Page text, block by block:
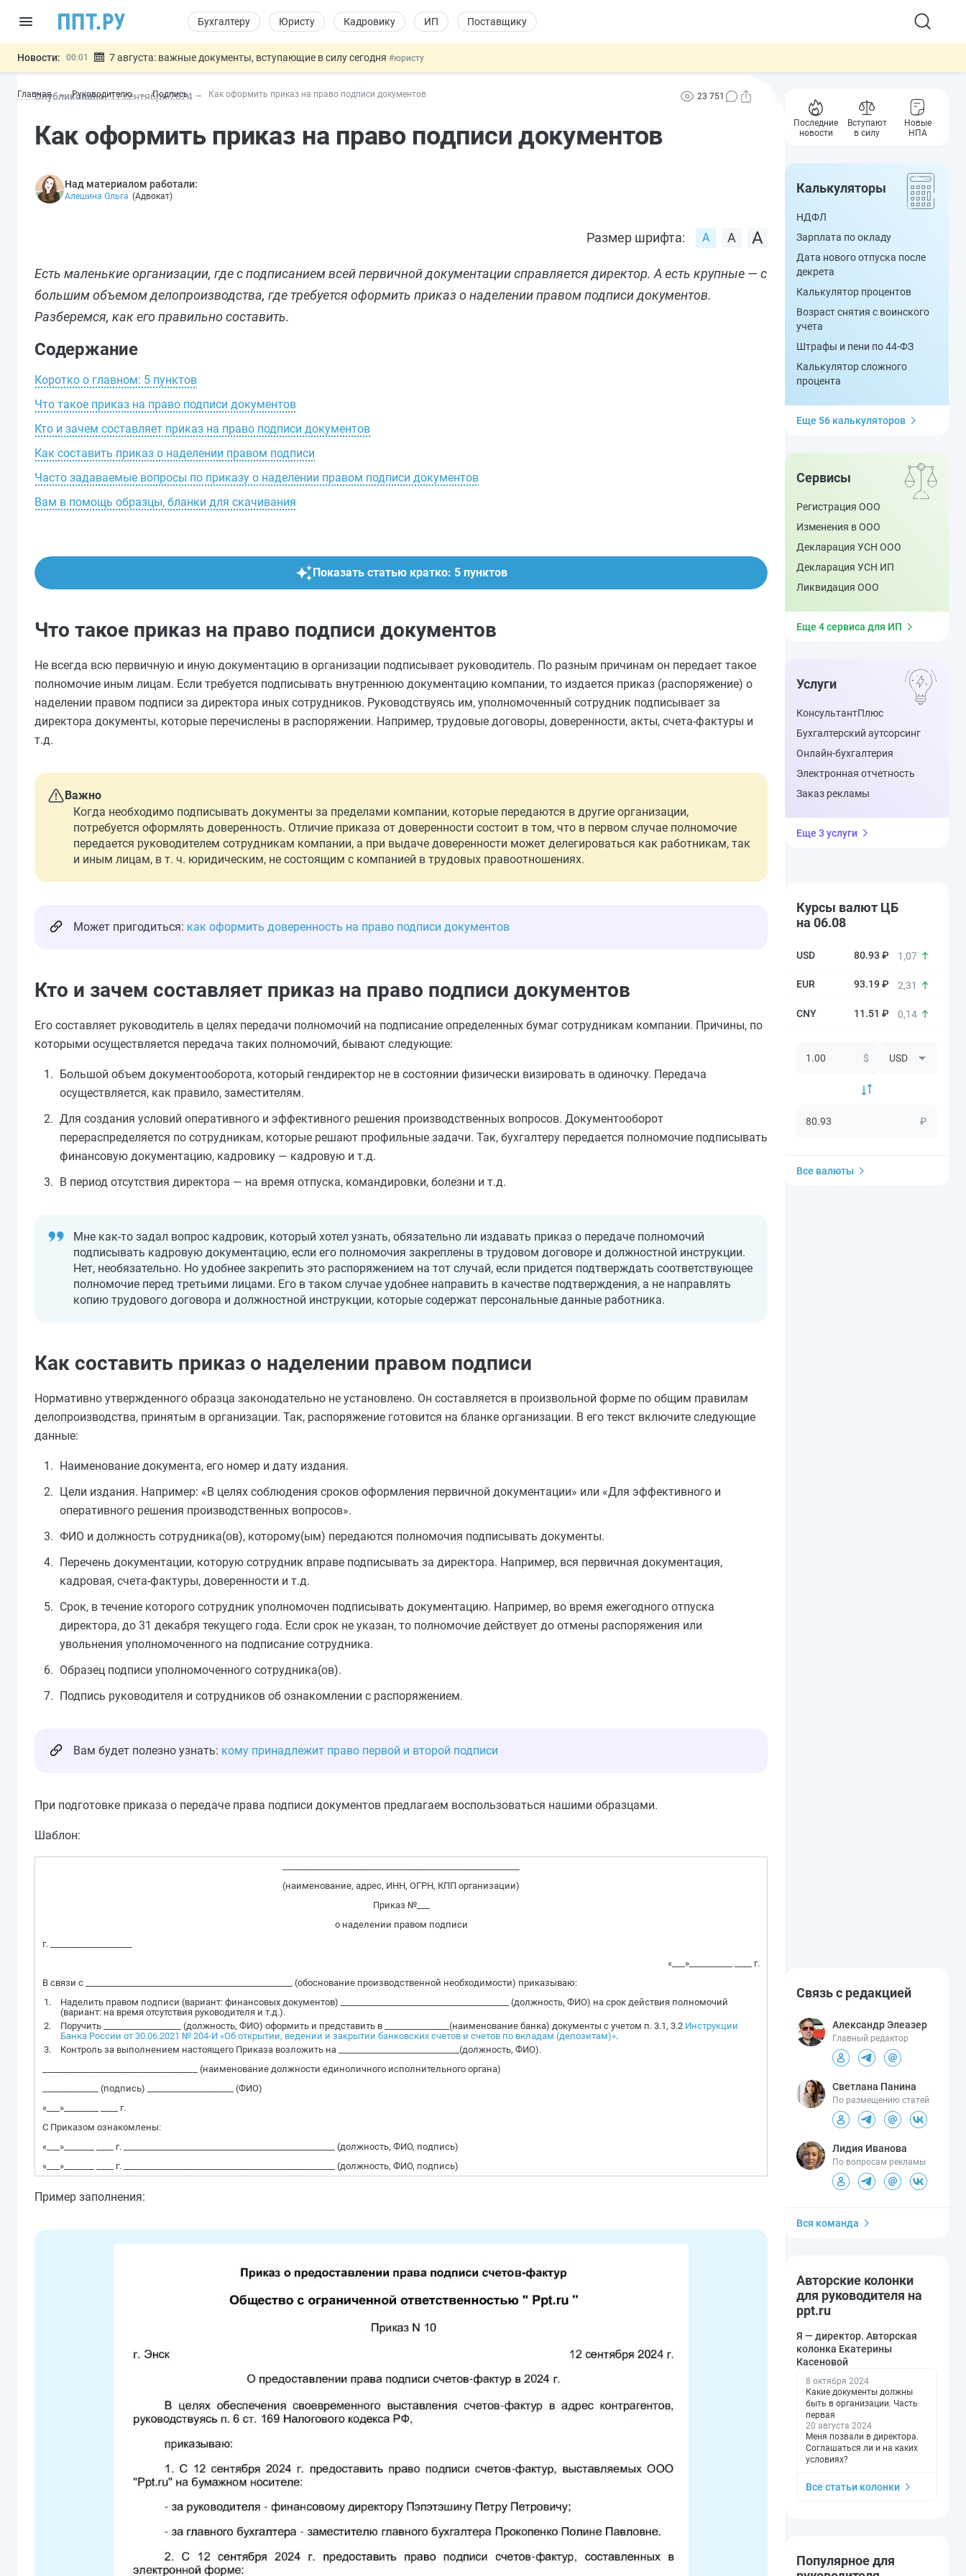
Бухгалтеру Юристу Кадровику ИП Поставщику
Новости: 00:01 7 августа: важные документы, вступающие в силу сегодня #юристу
06.08 Подписан указ об отмене спецрежима для вкладов физлиц из недружественных стран
06.08
Важно Обеспечительный платёж СПОТ могут заменить банковской гарантией#бухгалтеру
Главная Руководителю Подпись Как оформить приказ на право подписи документов
Опубликовано: 17 сентября2024 23 751
Как оформить приказ на право подписи документов
Над материалом работали:
Алешина Ольга (Адвокат)
Размер шрифта:
Есть маленькие организации, где с подписанием всей первичной документации справляется директор. А есть крупные — с
большим объемом делопроизводства, где требуется оформить приказ о наделении правом подписи документов.
Разберемся, как его правильно составить.
Содержание
Коротко о главном: 5 пунктов
Что такое приказ на право подписи документов
Кто и зачем составляет приказ на право подписи документов
Как составить приказ о наделении правом подписи
Часто задаваемые вопросы по приказу о наделении правом подписи документов
Вам в помощь образцы, бланки для скачивания
Показать статью кратко: 5 пунктов
Что такое приказ на право подписи документов
Не всегда всю первичную и иную документацию в организации подписывает руководитель. По разным причинам он передает такое
полномочие иным лицам. Если требуется подписывать внутреннюю документацию компании, то издается приказ (распоряжение) о
наделении правом подписи за директора иных сотрудников. Руководствуясь им, уполномоченный сотрудник подписывает за
директора документы, которые перечислены в распоряжении. Например, трудовые договоры, доверенности, акты, счета-фактуры и
т.д.
Важно
Когда необходимо подписывать документы за пределами компании, которые передаются в другие организации,
потребуется оформлять доверенность. Отличие приказа от доверенности состоит в том, что в первом случае полномочие
передается руководителем сотрудникам компании, а при выдаче доверенности может делегироваться как работникам, так
и иным лицам, в т. ч. юридическим, не состоящим с компанией в трудовых правоотношениях.
Может пригодиться: как оформить доверенность на право подписи документов
Кто и зачем составляет приказ на право подписи документов
Его составляет руководитель в целях передачи полномочий на подписание определенных бумаг сотрудникам компании. Причины, по
которыми осуществляется передача таких полномочий, бывают следующие:
Большой объем документооборота, который гендиректор не в состоянии физически визировать в одиночку. Передача
осуществляется, как правило, заместителям.
Для создания условий оперативного и эффективного решения производственных вопросов. Документооборот
перераспределяется по сотрудникам, которые решают профильные задачи. Так, бухгалтеру передается полномочие подписывать
финансовую документацию, кадровику — кадровую и т.д.
В период отсутствия директора — на время отпуска, командировки, болезни и т.д.
Мне как-то задал вопрос кадровик, который хотел узнать, обязательно ли издавать приказ о передаче полномочий
подписывать кадровую документацию, если его полномочия закреплены в трудовом договоре и должностной инструкции.
Нет, необязательно. Но удобнее закрепить это распоряжением на тот случай, если придется подтверждать соответствующее
полномочие перед третьими лицами. Его в таком случае удобнее направить в качестве подтверждения, а не направлять
копию трудового договора и должностной инструкции, которые содержат персональные данные работника.
Как составить приказ о наделении правом подписи
Нормативно утвержденного образца законодательно не установлено. Он составляется в произвольной форме по общим правилам
делопроизводства, принятым в организации. Так, распоряжение готовится на бланке организации. В его текст включите следующие
данные:
Наименование документа, его номер и дату издания.
Цели издания. Например: «В целях соблюдения сроков оформления первичной документации» или «Для эффективного и
оперативного решения производственных вопросов».
ФИО и должность сотрудника(ов), которому(ым) передаются полномочия подписывать документы.
Перечень документации, которую сотрудник вправе подписывать за директора. Например, вся первичная документация,
кадровая, счета-фактуры, доверенности и т.д.
Срок, в течение которого сотрудник уполномочен подписывать документацию. Например, во время ежегодного отпуска
директора, до 31 декабря текущего года. Если срок не указан, то полномочие действует до отмены распоряжения или
увольнения уполномоченного на подписание сотрудника.
Образец подписи уполномоченного сотрудника(ов).
Подпись руководителя и сотрудников об ознакомлении с распоряжением.
Вам будет полезно узнать: кому принадлежит право первой и второй подписи
При подготовке приказа о передаче права подписи документов предлагаем воспользоваться нашими образцами.
Шаблон:
(наименование, адрес, ИНН, ОГРН, КПП организации)
Приказ №___
о наделении правом подписи
г. ___________________
«___»__________ ____ г.
В связи с ________________________________________________ (обоснование производственной необходимости) приказываю:
Наделить правом подписи (вариант: финансовых документов) _______________________________________ (должность, ФИО) на срок действия полномочий
(вариант: на время отсутствия руководителя и т.д.).
Поручить __________________ (должность, ФИО) оформить и представить в _______________(наименование банка) документы с учетом п. 3.1, 3.2 Инструкции
Банка России от 30.06.2021 № 204-И «Об открытии, ведении и закрытии банковских счетов и счетов по вкладам (депозитам)».
Контроль за выполнением настоящего Приказа возложить на ____________________________(должность, ФИО).
____________________________________ (наименование должности единоличного исполнительного органа)
_____________ (подпись) ____________________ (ФИО)
«___»________ ____ г.
С Приказом ознакомлены:
«___»_______ ____ г. _________________________________________________ (должность, ФИО, подпись)
«___»_______ ____ г. _________________________________________________ (должность, ФИО, подпись)
Пример заполнения:
Последние
новости
Вступают
в силу
Новые
НПА
Калькуляторы
НДФЛ
Зарплата по окладу
Дата нового отпуска после
декрета
Калькулятор процентов
Возраст снятия с воинского
учета
Штрафы и пени по 44-ФЗ
Калькулятор сложного
процента
Еще 56 калькуляторов
Сервисы
Регистрация ООО
Изменения в ООО
Декларация УСН ООО
Декларация УСН ИП
Ликвидация ООО
Еще 4 сервиса для ИП
Услуги
КонсультантПлюс
Бухгалтерский аутсорсинг
Онлайн-бухгалтерия
Электронная отчетность
Заказ рекламы
Еще 3 услуги
Курсы валют ЦБ
на 06.08
80.93 ₽ 1,07
93.19 ₽ 2,31
11.51 ₽ 0,14
$
₽
Все валюты
Связь с редакцией
Александр Элеазер
Главный редактор
Светлана Панина
По размещению статей
Лидия Иванова
По вопросам рекламы
Вся команда
Авторские колонки
для руководителя на
ppt.ru
Я — директор. Авторская
колонка Екатерины
Касеновой
8 октября 2024
Какие документы должны
быть в организации. Часть
первая
20 августа 2024
Меня позвали в директора.
Соглашаться ли и на каких
условиях?
Все статьи колонки
Популярное для